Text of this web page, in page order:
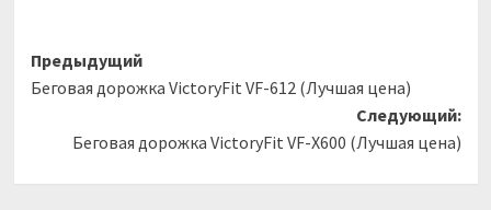
Навигация
записи
Предыдущий
Беговая дорожка VictoryFit VF-612 (Лучшая цена)
Следующий:
Беговая дорожка VictoryFit VF-X600 (Лучшая цена)